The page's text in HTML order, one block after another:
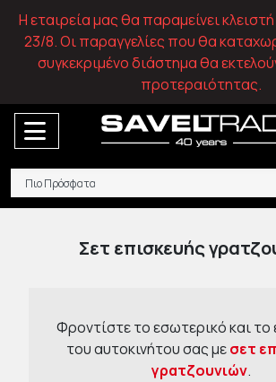
Η εταιρεία μας θα παραμείνει
23/8. Οι παραγγελίες που θα
συγκεκριμένο διάστημα θα
προτεραιότητας.
Σετ επισκευής
Φροντίστε το εσωτερικό και το
του αυτοκινήτου σας μεσετ
γρατζουνιών.